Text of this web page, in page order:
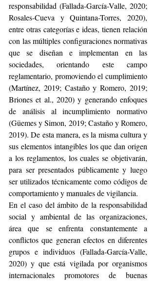
responsabilidad (Fallada-García-Valle, 2020;
Rosales-Cueva y Quintana-Torres, 2020),
entre otras categorías e ideas, tienen relación
con las múltiples configuraciones normativas
que se diseñan e implementan en las
sociedades, orientando este campo
reglamentario, promoviendo el cumplimiento
(Martínez, 2019; Castaño y Romero, 2019;
Briones et al., 2020) y generando enfoques
de análisis al incumplimiento normativo
(Güemes y Simon, 2019; Castaño y Romero,
2019). De esta manera, es la misma cultura y
sus elementos intangibles los que dan origen
a los reglamentos, los cuales se objetivarán,
para ser presentados públicamente y luego
ser utilizados técnicamente como códigos de
comportamiento y manuales de vigilancia.
En el caso del ámbito de la responsabilidad
social y ambiental de las organizaciones,
área que se enfrenta constantemente a
conflictos que generan efectos en diferentes
grupos e individuos (Fallada-García-Valle,
2020) y que está vigilada por organismos
internacionales promotores de buenas